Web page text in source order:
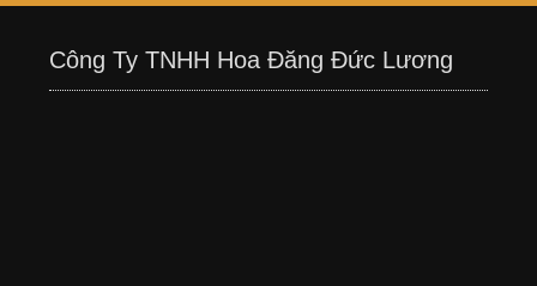
Công Ty TNHH Hoa Đăng Đức Lương